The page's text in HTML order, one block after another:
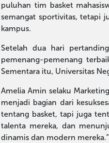
puluhan tim basket
semangat sportivitas, tetapi
kampus.
Setelah dua hari
pemenang-pemenang
Sementara itu, Universitas
Amelia Amin selaku
menjadi bagian dari
tentang basket, tapi juga
talenta mereka, dan
dinamis dan modern mereka.”